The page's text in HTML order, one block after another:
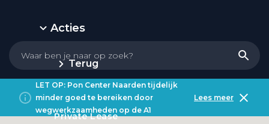
Acties
Terug
Private Lease
LET OP: Pon Center Naarden tijdelijk
minder goed te bereiken door
wegwerkzaamheden op de A1
Lees meer